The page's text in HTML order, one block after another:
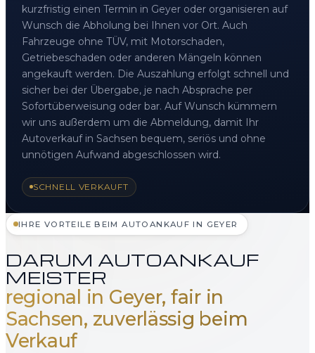
kurzfristig einen Termin in Geyer oder organisieren auf
Wunsch die Abholung bei Ihnen vor Ort. Auch
Fahrzeuge ohne TÜV, mit Motorschaden,
Getriebeschaden oder anderen Mängeln können
angekauft werden. Die Auszahlung erfolgt schnell und
sicher bei der Übergabe, je nach Absprache per
Sofortüberweisung oder bar. Auf Wunsch kümmern
wir uns außerdem um die Abmeldung, damit Ihr
Autoverkauf in Sachsen bequem, seriös und ohne
unnötigen Aufwand abgeschlossen wird.
SCHNELL VERKAUFT
IHRE VORTEILE BEIM AUTOANKAUF IN GEYER
DARUM AUTOANKAUF
MEISTER
regional in Geyer, fair in
Sachsen, zuverlässig beim
Verkauf